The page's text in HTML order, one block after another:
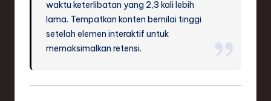
waktu keterlibatan yang 2,3 kali lebih
lama. Tempatkan konten bernilai tinggi
setelah elemen interaktif untuk
memaksimalkan retensi.